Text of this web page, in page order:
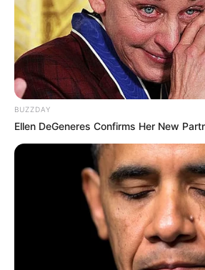
BUZZDAY
Ellen DeGeneres Confirms Her New